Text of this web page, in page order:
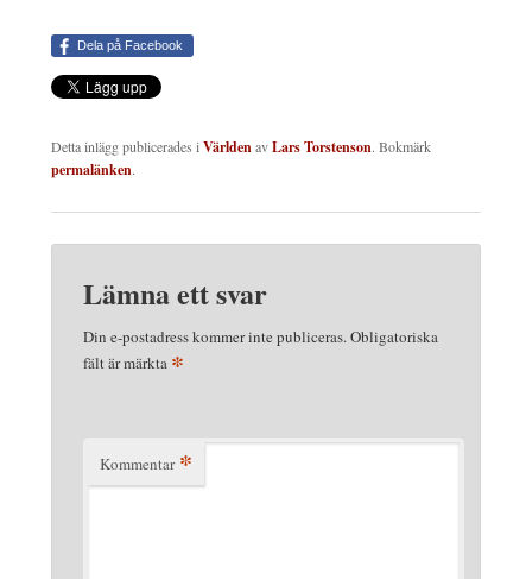
Dela på Facebook
Detta inlägg publicerades iVärldenavLars Torstenson. Bokmärk
permalänken.
Lämna ett svar
Din e-postadress kommer inte publiceras.Obligatoriska
fält är märkta *
Kommentar *